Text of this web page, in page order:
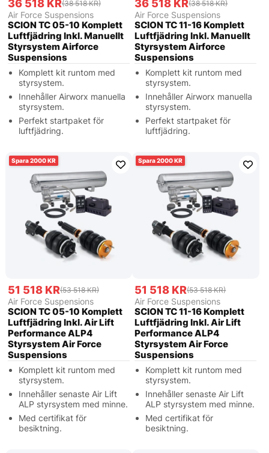
36 518 KR(38 518 KR)
Air Force Suspensions
SCION TC 05-10 Komplett
Luftfjädring Inkl. Manuellt
Styrsystem Airforce
Suspensions
Komplett kit runtom med
styrsystem.
Innehåller Airworx manuella
styrsystem.
Perfekt startpaket för
luftfjädring.
36 518 KR(38 518 KR)
Air Force Suspensions
SCION TC 11-16 Komplett
Luftfjädring Inkl. Manuellt
Styrsystem Airforce
Suspensions
Komplett kit runtom med
styrsystem.
Innehåller Airworx manuella
styrsystem.
Perfekt startpaket för
luftfjädring.
2000
51 518 KR(53 518 KR)
Air Force Suspensions
SCION TC 05-10 Komplett
Luftfjädring Inkl. Air Lift
Performance ALP4
Styrsystem Air Force
Suspensions
Komplett kit runtom med
styrsystem.
Innehåller senaste Air Lift
ALP styrsystem med minne.
Med certifikat för
besiktning.
2000
51 518 KR(53 518 KR)
Air Force Suspensions
SCION TC 11-16 Komplett
Luftfjädring Inkl. Air Lift
Performance ALP4
Styrsystem Air Force
Suspensions
Komplett kit runtom med
styrsystem.
Innehåller senaste Air Lift
ALP styrsystem med minne.
Med certifikat för
besiktning.